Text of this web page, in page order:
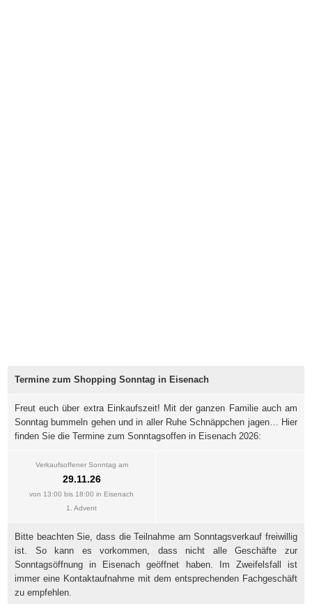
Termine zum Shopping Sonntag in Eisenach
Freut euch über extra Einkaufszeit! Mit der ganzen Familie auch am
Sonntag bummeln gehen und in aller Ruhe Schnäppchen jagen… Hier
finden Sie die Termine zum Sonntagsoffen in Eisenach 2026:
Verkaufsoffener Sonntag am
29.11.26
von 13:00 bis 18:00 in Eisenach
1. Advent
Bitte beachten Sie, dass die Teilnahme am Sonntagsverkauf freiwillig
ist. So kann es vorkommen, dass nicht alle Geschäfte zur
Sonntagsöffnung in Eisenach geöffnet haben. Im Zweifelsfall ist
immer eine Kontaktaufnahme mit dem entsprechenden Fachgeschäft
zu empfehlen.